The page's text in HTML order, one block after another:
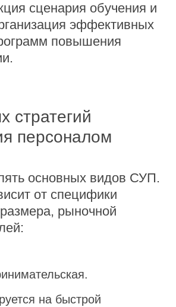
сценария обучения и
эффективных
повышения
стратегий
персоналом
основных видов СУП.
от специфики
рыночной
на быстрой